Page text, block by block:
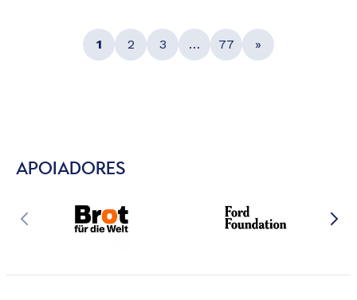
1 2 3 … 77 »
APOIADORES